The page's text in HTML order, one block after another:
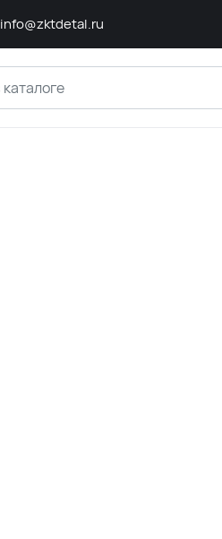
info@zktdetal.ru